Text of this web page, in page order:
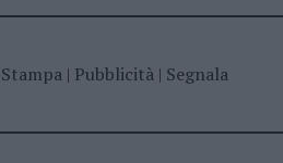
| Pubblicità| Segnala